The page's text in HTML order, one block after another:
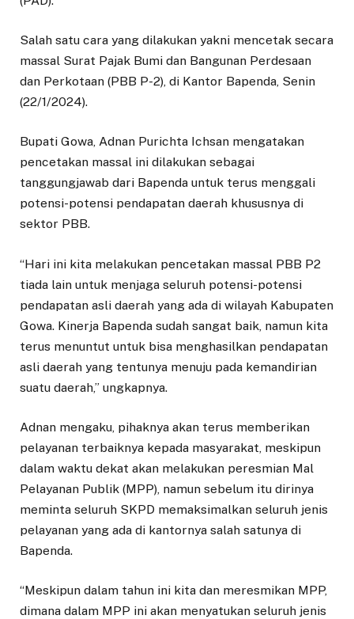
Salah satu cara yang dilakukan yakni mencetak secara
massal Surat Pajak Bumi dan Bangunan Perdesaan
dan Perkotaan (PBB P-2), di Kantor Bapenda, Senin
(22/1/2024).
Bupati Gowa, Adnan Purichta Ichsan mengatakan
pencetakan massal ini dilakukan sebagai
tanggungjawab dari Bapenda untuk terus menggali
potensi-potensi pendapatan daerah khususnya di
sektor PBB.
“Hari ini kita melakukan pencetakan massal PBB P2
tiada lain untuk menjaga seluruh potensi-potensi
pendapatan asli daerah yang ada di wilayah Kabupaten
Gowa. Kinerja Bapenda sudah sangat baik, namun kita
terus menuntut untuk bisa menghasilkan pendapatan
asli daerah yang tentunya menuju pada kemandirian
suatu daerah,” ungkapnya.
Adnan mengaku, pihaknya akan terus memberikan
pelayanan terbaiknya kepada masyarakat, meskipun
dalam waktu dekat akan melakukan peresmian Mal
Pelayanan Publik (MPP), namun sebelum itu dirinya
meminta seluruh SKPD memaksimalkan seluruh jenis
pelayanan yang ada di kantornya salah satunya di
Bapenda.
“Meskipun dalam tahun ini kita dan meresmikan MPP,
dimana dalam MPP ini akan menyatukan seluruh jenis